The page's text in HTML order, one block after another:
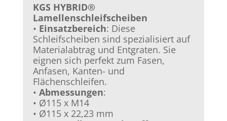
KGS HYBRID®
Lamellenschleifscheiben
• Einsatzbereich: Diese
Schleifscheiben sind spezialisiert auf
Materialabtrag und Entgraten. Sie
eignen sich perfekt zum Fasen,
Anfasen, Kanten- und
Flächenschleifen.
• Abmessungen:
• Ø115 x M14
• Ø115 x 22,23 mm